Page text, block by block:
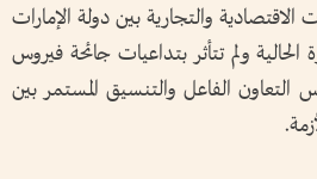
الاقتصادية والتجارية بين دولة الإمارات
الحالية ولم تتأثر بتداعيات جائحة فيروس
التعاون الفاعل والتنسيق المستمر بين
.